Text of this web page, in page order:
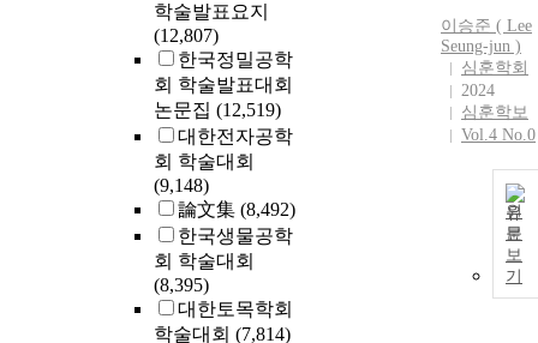
학술발표요지
(12,807)
한국정밀공학
회 학술발표대회
논문집 (12,519)
대한전자공학
회 학술대회
(9,148)
論文集 (8,492)
한국생물공학
회 학술대회
(8,395)
대한토목학회
학술대회 (7,814)
이승준 ( Lee
Seung-jun )
심훈학회
2024
심훈학보
Vol.4 No.0
원
문
보
기